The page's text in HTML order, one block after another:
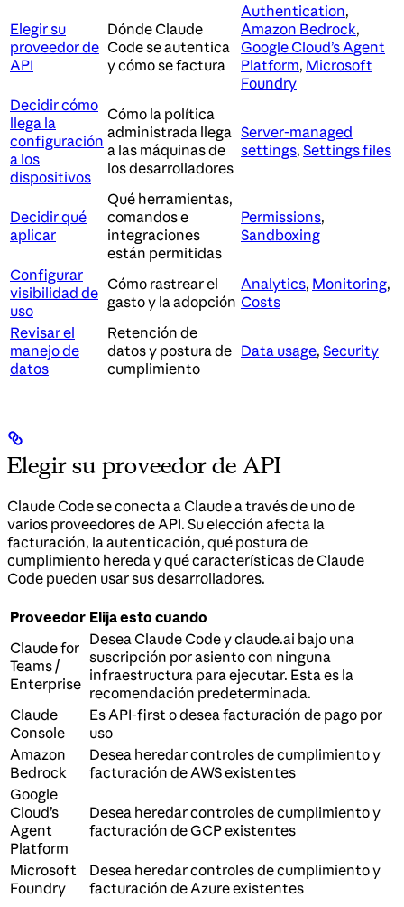
Elegir su
proveedor de
API
Dónde Claude
Code se autentica
y cómo se factura
Authentication,
Amazon Bedrock,
Google Cloud’s Agent
Platform, Microsoft
Foundry
Decidir cómo
llega la
configuración
a los
dispositivos
Cómo la política
administrada llega
a las máquinas de
los desarrolladores
Server-managed
settings, Settings files
Decidir qué
aplicar
Qué herramientas,
comandos e
integraciones
están permitidas
Permissions,
Sandboxing
Configurar
visibilidad de
uso
Cómo rastrear el
gasto y la adopción
Analytics, Monitoring,
Costs
Revisar el
manejo de
datos
Retención de
datos y postura de
cumplimiento
Data usage, Security
Elegir su proveedor de API
Claude Code se conecta a Claude a través de uno de
varios proveedores de API. Su elección afecta la
facturación, la autenticación, qué postura de
cumplimiento hereda y qué características de Claude
Code pueden usar sus desarrolladores.
Proveedor Elija esto cuando
Claude for
Teams /
Enterprise
Desea Claude Code y claude.ai bajo una
suscripción por asiento con ninguna
infraestructura para ejecutar. Esta es la
recomendación predeterminada.
Claude
Console
Es API-first o desea facturación de pago por
uso
Amazon
Bedrock
Desea heredar controles de cumplimiento y
facturación de AWS existentes
Google
Cloud’s
Agent
Platform
Desea heredar controles de cumplimiento y
facturación de GCP existentes
Microsoft
Foundry
Desea heredar controles de cumplimiento y
facturación de Azure existentes